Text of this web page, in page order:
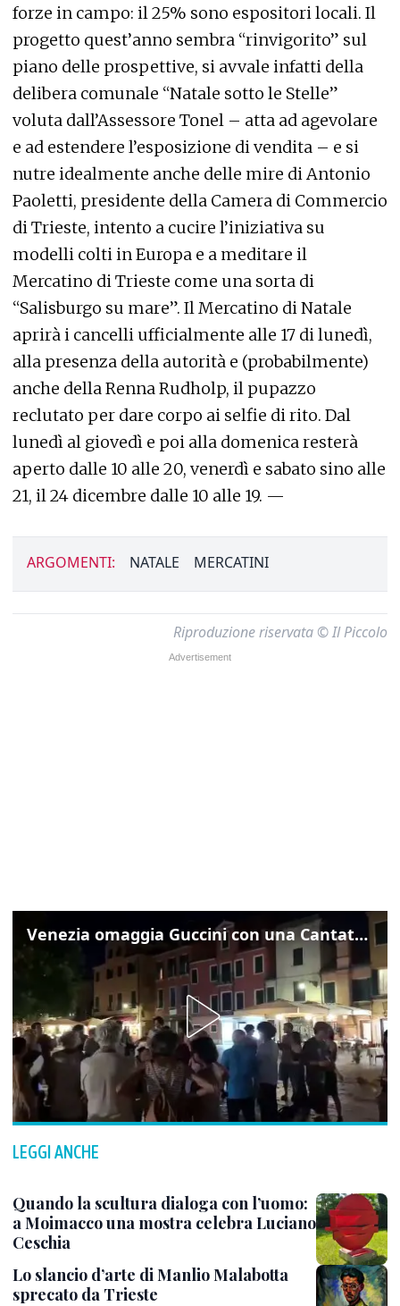
forze in campo: il 25% sono espositori locali. Il
progetto quest’anno sembra “rinvigorito” sul
piano delle prospettive, si avvale infatti della
delibera comunale “Natale sotto le Stelle”
voluta dall’Assessore Tonel – atta ad agevolare
e ad estendere l’esposizione di vendita – e si
nutre idealmente anche delle mire di Antonio
Paoletti, presidente della Camera di Commercio
di Trieste, intento a cucire l’iniziativa su
modelli colti in Europa e a meditare il
Mercatino di Trieste come una sorta di
“Salisburgo su mare”. Il Mercatino di Natale
aprirà i cancelli ufficialmente alle 17 di lunedì,
alla presenza della autorità e (probabilmente)
anche della Renna Rudholp, il pupazzo
reclutato per dare corpo ai selfie di rito. Dal
lunedì al giovedì e poi alla domenica resterà
aperto dalle 10 alle 20, venerdì e sabato sino alle
21, il 24 dicembre dalle 10 alle 19. —
ARGOMENTI: NATALE MERCATINI
Riproduzione riservata © Il Piccolo
Venezia omaggia Guccini con una Cantata Anarchica in campo Santa Margherita
LEGGI ANCHE
Quando la scultura dialoga con l’uomo:
a Moimacco una mostra celebra Luciano
Ceschia
Lo slancio d’arte di Manlio Malabotta
sprecato da Trieste